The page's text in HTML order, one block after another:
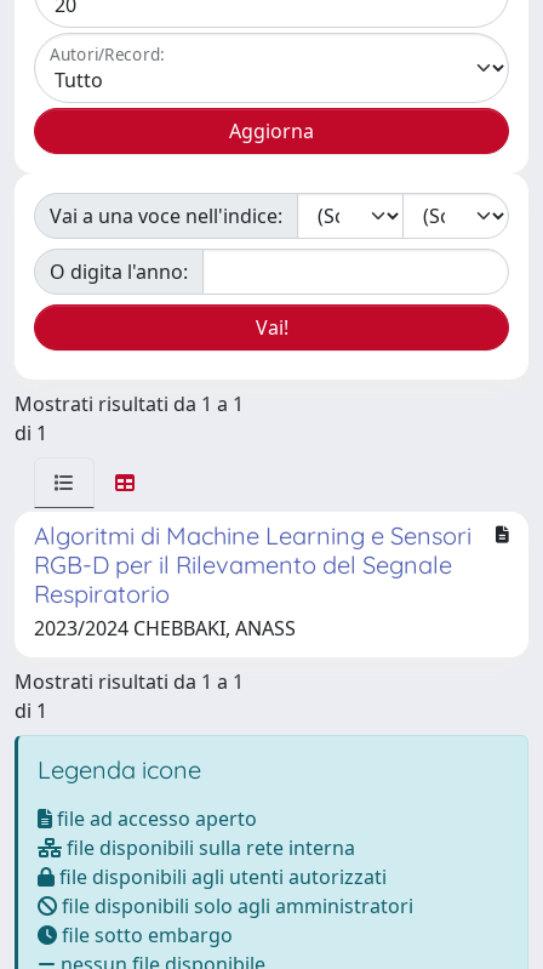
Autori/Record:
Vai a una voce nell'indice:
O digita l'anno:
Mostrati risultati da 1 a 1
di 1
Algoritmi di Machine Learning e Sensori
RGB-D per il Rilevamento del Segnale
Respiratorio
2023/2024 CHEBBAKI, ANASS
Mostrati risultati da 1 a 1
di 1
Legenda icone
file ad accesso aperto
file disponibili sulla rete interna
file disponibili agli utenti autorizzati
file disponibili solo agli amministratori
file sotto embargo